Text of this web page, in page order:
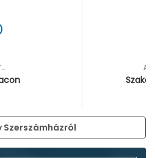
Szerszámházról